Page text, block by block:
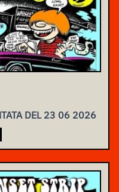
DEL 23 06 2026